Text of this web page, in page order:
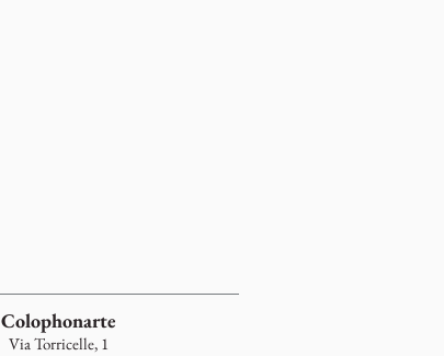
Colophonarte
Via Torricelle, 1